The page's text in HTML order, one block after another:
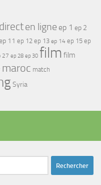
en ligne ep 1 ep 2
11 ep 12 ep 13 ep 14 ep 15 ep
27 ep 28 ep 30 film film
maroc match
Syria